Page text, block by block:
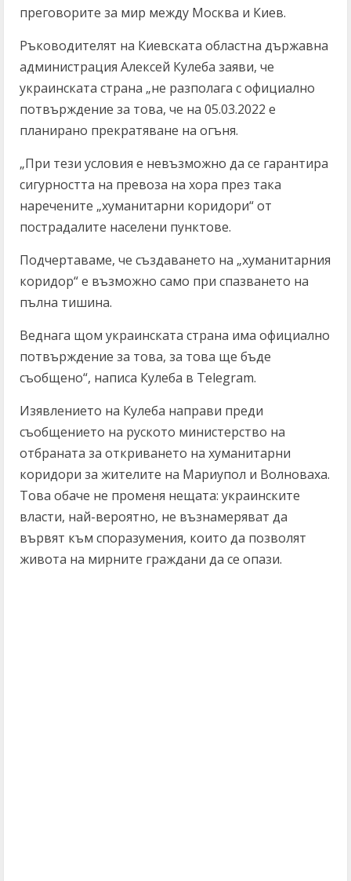
преговорите за мир между Москва и Киев.
Ръководителят на Киевската областна държавна
администрация Алексей Кулеба заяви, че
украинската страна „не разполага с официално
потвърждение за това, че на 05.03.2022 е
планирано прекратяване на огъня.
„При тези условия е невъзможно да се гарантира
сигурността на превоза на хора през така
наречените „хуманитарни коридори“ от
пострадалите населени пунктове.
Подчертаваме, че създаването на „хуманитарния
коридор“ е възможно само при спазването на
пълна тишина.
Веднага щом украинската страна има официално
потвърждение за това, за това ще бъде
съобщено“, написа Кулеба в Telegram.
Изявлението на Кулеба направи преди
съобщението на руското министерство на
отбраната за откриването на хуманитарни
коридори за жителите на Мариупол и Волноваха.
Това обаче не променя нещата: украинските
власти, най-вероятно, не възнамеряват да
вървят към споразумения, които да позволят
живота на мирните граждани да се опази.